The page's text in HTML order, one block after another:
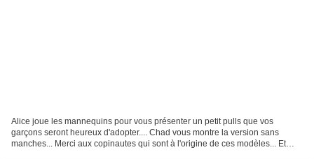
Alice joue les mannequins pour vous présenter un petit pulls que vos
garçons seront heureux d'adopter.... Chad vous montre la version sans
manches... Merci aux copinautes qui sont à l'origine de ces modèles... Et